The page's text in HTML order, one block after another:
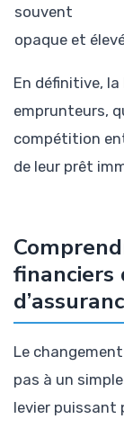
souvent
opaque et
En définitive,
emprunteurs,
compétition
de leur prêt
financiers
Le
pas à un
levier puissant